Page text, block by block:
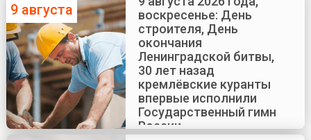
9 августа
воскресенье: День
строителя, День
окончания
Ленинградской битвы,
30 лет назад
кремлёвские куранты
впервые исполнили
Государственный гимн
России